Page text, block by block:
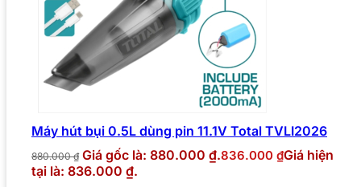
Máy hút bụi 0.5L dùng pin 11.1V Total TVLI2026
880.000₫ Giá gốc là: 880.000 ₫.836.000 ₫Giá hiện
tại là: 836.000 ₫.